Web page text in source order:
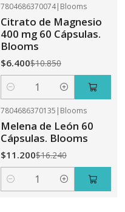
7804686370074| Blooms
Citrato de Magnesio
400 mg 60 Cápsulas.
Blooms
$6.400$10.850
Cantidad
7804686370135 | Blooms
Melena de León 60
Cápsulas. Blooms
$11.200$16.240
Cantidad